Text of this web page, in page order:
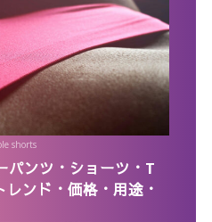
shorts
パンツ・ショーツ・T
ンド・価格・用途・